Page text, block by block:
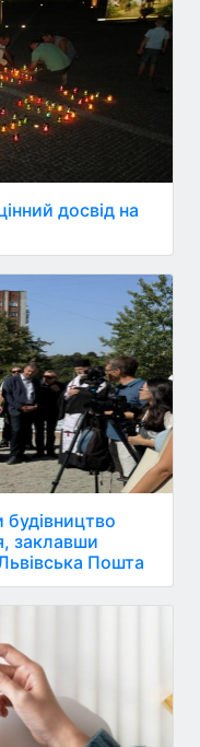
досвід на
заклавши
Пошта